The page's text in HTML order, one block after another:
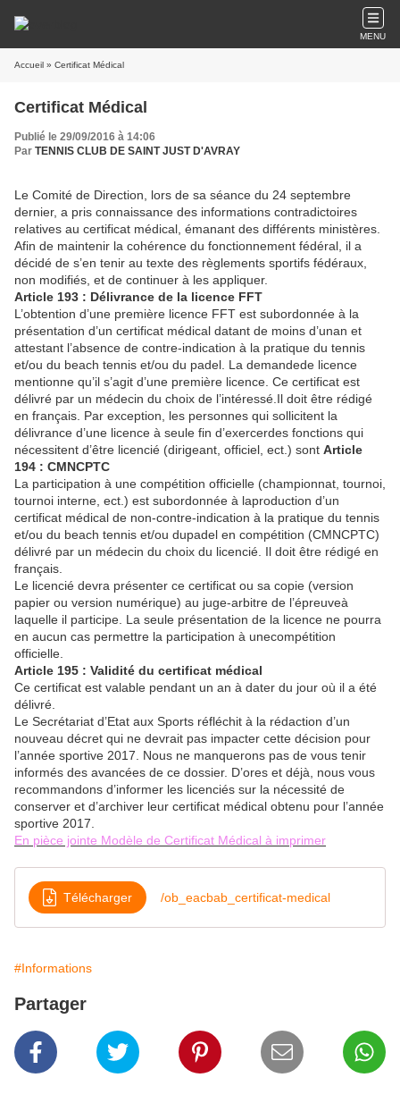
MENU
Accueil » Certificat Médical
Certificat Médical
Publié le 29/09/2016 à 14:06
Par TENNIS CLUB DE SAINT JUST D'AVRAY
Le Comité de Direction, lors de sa séance du 24 septembre
dernier, a pris connaissance des informations contradictoires
relatives au certificat médical, émanant des différents ministères.
Afin de maintenir la cohérence du fonctionnement fédéral, il a
décidé de s’en tenir au texte des règlements sportifs fédéraux,
non modifiés, et de continuer à les appliquer.
Article 193 : Délivrance de la licence FFT
L’obtention d’une première licence FFT est subordonnée à la
présentation d’un certificat médical datant de moins d’unan et
attestant l’absence de contre-indication à la pratique du tennis
et/ou du beach tennis et/ou du padel. La demandede licence
mentionne qu’il s’agit d’une première licence. Ce certificat est
délivré par un médecin du choix de l’intéressé.Il doit être rédigé
en français. Par exception, les personnes qui sollicitent la
délivrance d’une licence à seule fin d’exercerdes fonctions qui
nécessitent d’être licencié (dirigeant, officiel, ect.) sont Article
194 : CMNCPTC
La participation à une compétition officielle (championnat, tournoi,
tournoi interne, ect.) est subordonnée à laproduction d’un
certificat médical de non-contre-indication à la pratique du tennis
et/ou du beach tennis et/ou dupadel en compétition (CMNCPTC)
délivré par un médecin du choix du licencié. Il doit être rédigé en
français.
Le licencié devra présenter ce certificat ou sa copie (version
papier ou version numérique) au juge-arbitre de l’épreuveà
laquelle il participe. La seule présentation de la licence ne pourra
en aucun cas permettre la participation à unecompétition
officielle.
Article 195 : Validité du certificat médical
Ce certificat est valable pendant un an à dater du jour où il a été
délivré.
Le Secrétariat d’Etat aux Sports réfléchit à la rédaction d’un
nouveau décret qui ne devrait pas impacter cette décision pour
l’année sportive 2017. Nous ne manquerons pas de vous tenir
informés des avancées de ce dossier. D’ores et déjà, nous vous
recommandons d’informer les licenciés sur la nécessité de
conserver et d’archiver leur certificat médical obtenu pour l’année
sportive 2017.
En pièce jointe Modèle de Certificat Médical à imprimer
Télécharger /ob_eacbab_certificat-medical
#Informations
Partager